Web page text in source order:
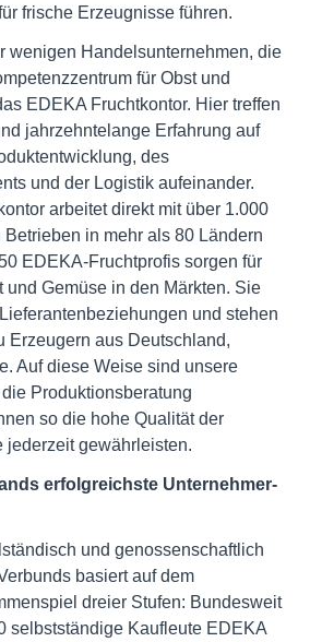
frische Erzeugnisse führen.
wenigen Handelsunternehmen, die
für Obst und
EDEKA Fruchtkontor. Hier treffen
jahrzehntelange Erfahrung auf
des
und der Logistik aufeinander.
arbeitet direkt mit über 1.000
Betrieben in mehr als 80 Ländern
EDEKA-Fruchtprofis sorgen für
und Gemüse in den Märkten. Sie
und stehen
Erzeugern aus Deutschland,
Auf diese Weise sind unsere
Produktionsberatung
so die hohe Qualität der
jederzeit gewährleisten.
erfolgreichste Unternehmer-
und genossenschaftlich
basiert auf dem
dreier Stufen: Bundesweit
selbstständige Kaufleute EDEKA